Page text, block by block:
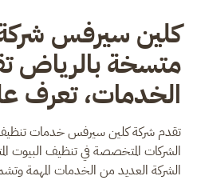
كلين سيرفس
متسخة بالرياض
الخدمات، تعرف
تقدم شركة كلين سيرفس خدمات تنظيف
الشركات المتخصصة في تنظيف البيوت
الشركة العديد من الخدمات المهمة